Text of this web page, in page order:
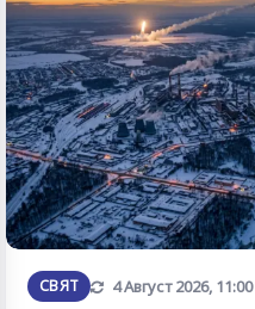
СВЯТ Обновена
4 Август 2026, 11:00